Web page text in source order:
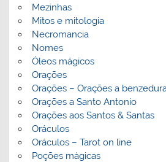
Mezinhas
Mitos e mitologia
Necromancia
Nomes
Óleos mágicos
Orações
Orações – Orações a
Orações a Santo Antonio
Orações aos Santos & Santas
Oráculos
Oráculos – Tarot on line
Poções mágicas